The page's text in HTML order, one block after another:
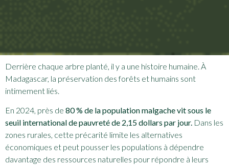
Derrière chaque arbre planté, il y a une histoire humaine. À
Madagascar, la préservation des forêts et humains sont
intimement liés.
En 2024, près de 80 % de la population malgache vit sous le
seuil international de pauvreté de 2,15 dollars par jour. Dans les
zones rurales, cette précarité limite les alternatives
économiques et peut pousser les populations à dépendre
davantage des ressources naturelles pour répondre à leurs